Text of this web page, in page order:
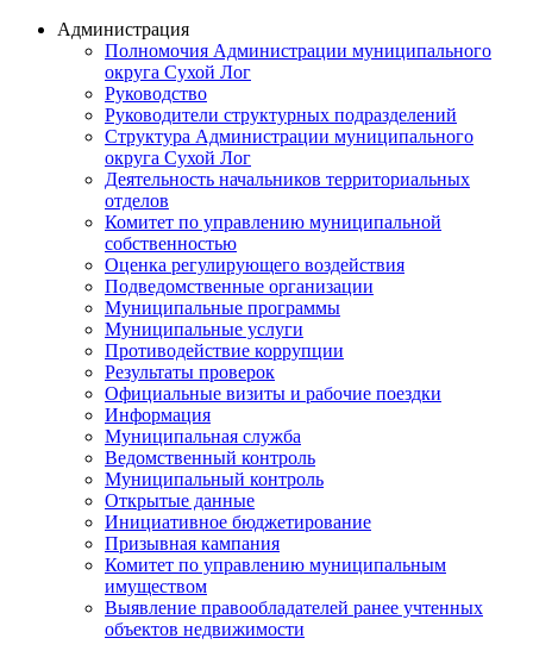
Администрация
Полномочия Администрации муниципального
округа Сухой Лог
Руководство
Руководители структурных подразделений
Структура Администрации муниципального
округа Сухой Лог
Деятельность начальников территориальных
отделов
Комитет по управлению муниципальной
собственностью
Оценка регулирующего воздействия
Подведомственные организации
Муниципальные программы
Муниципальные услуги
Противодействие коррупции
Результаты проверок
Официальные визиты и рабочие поездки
Информация
Муниципальная служба
Ведомственный контроль
Муниципальный контроль
Открытые данные
Инициативное бюджетирование
Призывная кампания
Комитет по управлению муниципальным
имуществом
Выявление правообладателей ранее учтенных
объектов недвижимости